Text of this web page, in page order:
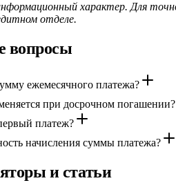
характер. Для
отделе.
вопросы
ежемесячного платежа?
при досрочном погашении?
платеж?
начисления суммы платежа?
и статьи